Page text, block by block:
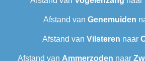
Afstand van Genemuiden
Afstand van Vilsteren naar
Afstand van Ammerzoden naar